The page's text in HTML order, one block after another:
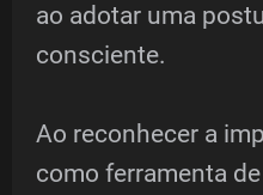
ao adotar uma
consciente.
Ao reconhecer a
como ferramenta